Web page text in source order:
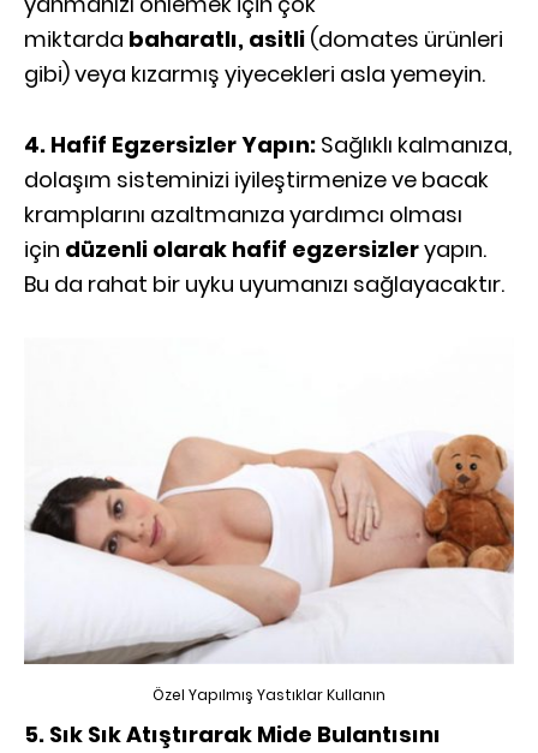
miktarda baharatlı, asitli (domates ürünleri
gibi) veya kızarmış yiyecekleri asla yemeyin.
4. Hafif Egzersizler Yapın: Sağlıklı kalmanıza,
dolaşım sisteminizi iyileştirmenize ve bacak
kramplarını azaltmanıza yardımcı olması
için düzenli olarak hafif egzersizleryapın.
Bu da rahat bir uyku uyumanızı sağlayacaktır.
Özel Yapılmış Yastıklar Kullanın
5. Sık Sık Atıştırarak Mide Bulantısını